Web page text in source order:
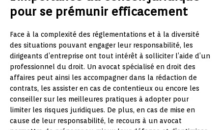
pour se prémunir efficacement
Face à la complexité des réglementations et à la diversité
des situations pouvant engager leur responsabilité, les
dirigeants d’entreprise ont tout intérêt à solliciter l’aide d’un
professionnel du droit. Un avocat spécialisé en droit des
affaires peut ainsi les accompagner dans la rédaction de
contrats, les assister en cas de contentieux ou encore les
conseiller sur les meilleures pratiques à adopter pour
limiter les risques juridiques. De plus, en cas de mise en
cause de leur responsabilité, le recours à un avocat